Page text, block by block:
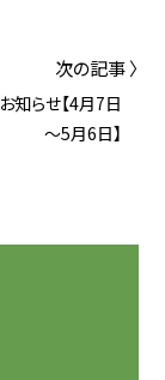
次の記事 〉
知らせ【4月7日
～5月6日】